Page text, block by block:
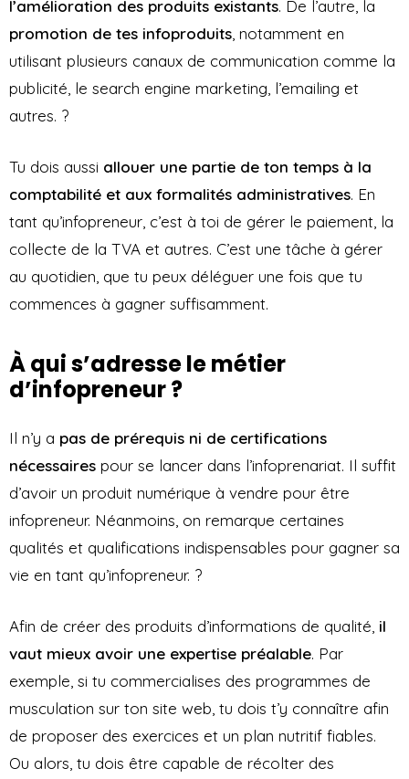
l’amélioration des produits existants. De l’autre, la
promotion de tes infoproduits, notamment en
utilisant plusieurs canaux de communication comme la
publicité, le search engine marketing, l’emailing et
autres. ?
Tu dois aussi allouer une partie de ton temps à la
comptabilité et aux formalités administratives. En
tant qu’infopreneur, c’est à toi de gérer le paiement, la
collecte de la TVA et autres. C’est une tâche à gérer
au quotidien, que tu peux déléguer une fois que tu
commences à gagner suffisamment.
À qui s’adresse le métier
d’infopreneur ?
Il n’y a pas de prérequis ni de certifications
nécessaires pour se lancer dans l’infoprenariat. Il suffit
d’avoir un produit numérique à vendre pour être
infopreneur. Néanmoins, on remarque certaines
qualités et qualifications indispensables pour gagner sa
vie en tant qu’infopreneur. ?
Afin de créer des produits d’informations de qualité, il
vaut mieux avoir une expertise préalable. Par
exemple, si tu commercialises des programmes de
musculation sur ton site web, tu dois t’y connaître afin
de proposer des exercices et un plan nutritif fiables.
Ou alors, tu dois être capable de récolter des